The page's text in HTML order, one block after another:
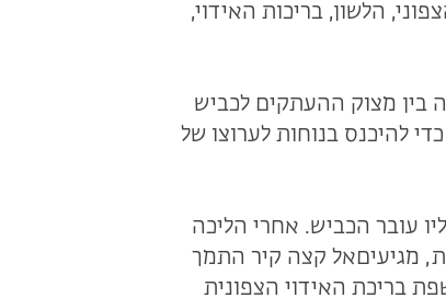
הלשון, בריכות האידוי,
בין מצוק ההעתקים לכביש
להיכנס בנוחות לערוצו של
עובר הכביש. אחרי הליכה
מגיעיםאל קצה קיר התמך
בריכת האידוי הצפונית